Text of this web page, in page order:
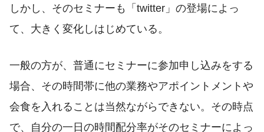
しかし、そのセミナーも「twitter」の登場によっ
て、大きく変化しはじめている。
一般の方が、普通にセミナーに参加申し込みをする
場合、その時間帯に他の業務やアポイントメントや
会食を入れることは当然ながらできない。その時点
で、自分の一日の時間配分率がそのセミナーによっ